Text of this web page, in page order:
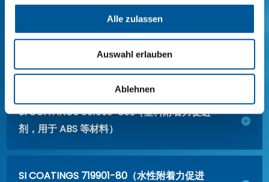
Alle zulassen
Auswahl erlauben
Ablehnen
SI COATINGS 219175-20（聚酰胺塑料附着力
促进剂底漆）
SI COATINGS 351099-80L（塑料附着力促进
剂，用于 ABS 等材料）
SI COATINGS 719901-80（水性附着力促进